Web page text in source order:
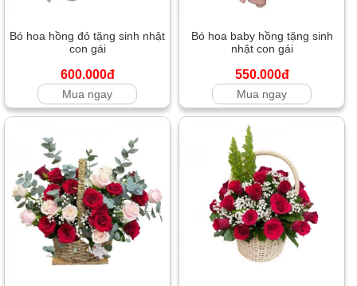
Bó hoa hồng đỏ tặng sinh nhật
con gái
600.000đ
Mua ngay
Bó hoa baby hồng tặng sinh
nhật con gái
550.000đ
Mua ngay